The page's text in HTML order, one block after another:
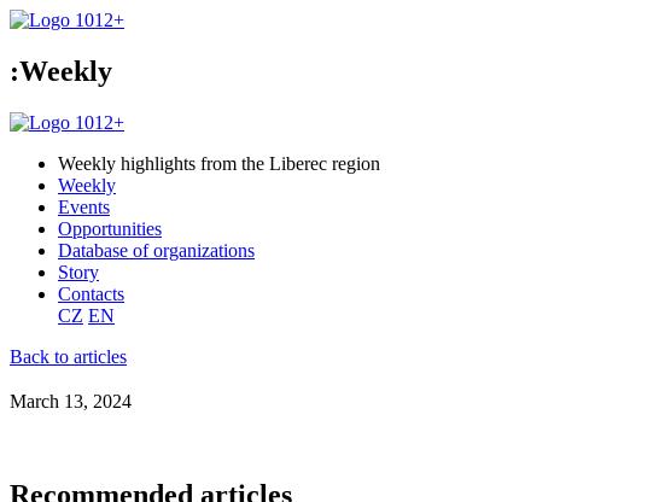
:Weekly
Weekly highlights from the Liberec region
Weekly
Events
Opportunities
Database of organizations
Story
Contacts
CZ EN
Back to articles
March 13, 2024
Recommended articles